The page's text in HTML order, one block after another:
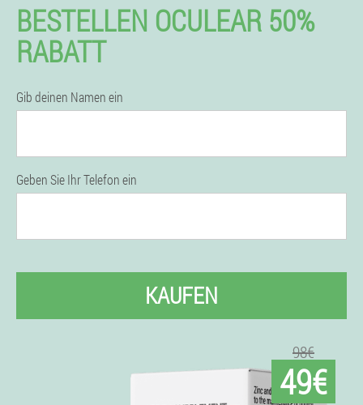
BESTELLEN OCULEAR 50%
RABATT
Gib deinen Namen ein
Geben Sie Ihr Telefon ein
KAUFEN
98€
49€